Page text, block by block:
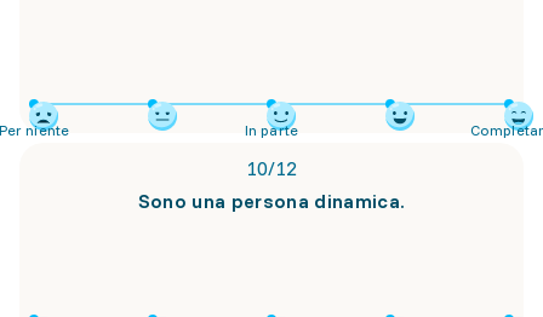
niente In parte
10/12
Sono una persona dinamica.